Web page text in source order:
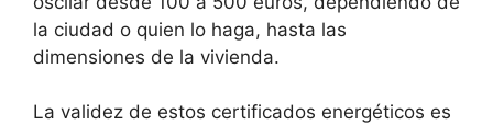
la ciudad o quien lo haga, hasta las
dimensiones de la vivienda.
La validez de estos certificados energéticos es